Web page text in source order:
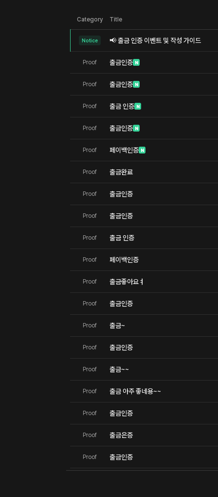
Category Title
Notice 📢 출금 인증 이벤트 및 작성 가이드
Proof 출금인증 N
Proof 출금인증 N
Proof 출금 인증 N
Proof 출금인증 N
Proof 페이백인증 N
Proof 출금완료
Proof 출금인증
Proof 출금인증
Proof 출금 인증
Proof 페이백인증
Proof 출금좋아요ㅕ
Proof 출금인증
Proof 출금~
Proof 출금인증
Proof 출금~~
Proof 출금 아주 좋네용~~
Proof 출금인증
Proof 출금은증
Proof 출금인증